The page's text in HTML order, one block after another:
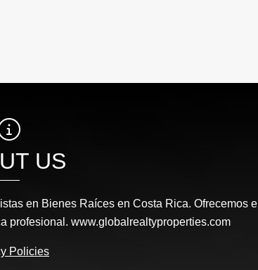
US
en Bienes Raíces en Costa Rica. Ofrecemos el
profesional. www.globalrealtyproperties.com
Policies